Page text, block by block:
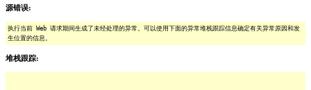
源错误:
执行当前 Web 请求期间生成了未经处理的异常。可以使用下面的异常堆栈跟踪信息确定有关异常原因和发
生位置的信息。
堆栈跟踪: